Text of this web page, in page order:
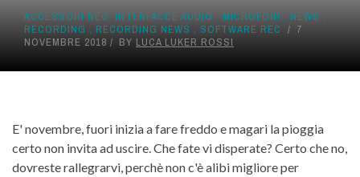
ACCESSORI REC, INTERFACCE AUDIO , MICROFONI , NEWS ,
RECORDING , RECORDING NEWS , SOFTWARE REC
7
NOVEMBRE 2018
BY LUCA LUKER ROSSI
E' novembre, fuori inizia a fare freddo e magari la pioggia
certo non invita ad uscire. Che fate vi disperate? Certo che no,
dovreste rallegrarvi, perchè non c'è alibi migliore per